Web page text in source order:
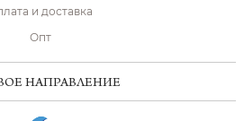
и доставка
Опт
НАПРАВЛЕНИЕ